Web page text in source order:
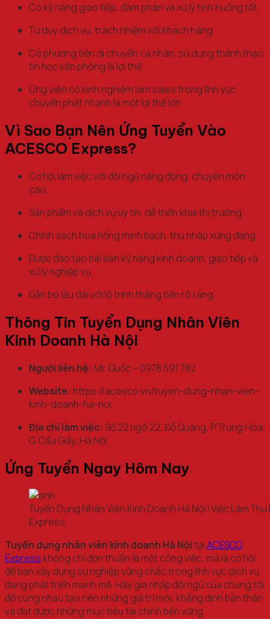
Có kỹ năng giao tiếp, đàm phán và xử lý tình huống tốt.
Tư duy dịch vụ, trách nhiệm với khách hàng.
Có phương tiện di chuyển cá nhân, sử dụng thành thạo
tin học văn phòng là lợi thế.
Ứng viên có kinh nghiệm làm sales trong lĩnh vực
chuyển phát nhanh là một lợi thế lớn.
Vì Sao Bạn Nên Ứng Tuyển Vào
ACESCO Express?
Cơ hội làm việc với đội ngũ năng động, chuyên môn
cao.
Sản phẩm và dịch vụ uy tín, dễ triển khai thị trường.
Chính sách hoa hồng minh bạch, thu nhập xứng đáng.
Được đào tạo bài bản kỹ năng kinh doanh, giao tiếp và
xử lý nghiệp vụ.
Gắn bó lâu dài với lộ trình thăng tiến rõ ràng.
Thông Tin Tuyển Dụng Nhân Viên
Kinh Doanh Hà Nội
Người liên hệ: Mr. Quốc – 0978 591 782
Website: https://acesco.vn/tuyen-dung-nhan-vien-
kinh-doanh-ha-noi
Địa chỉ làm việc: Số 22 ngõ 22, Đỗ Quang, P. Trung Hòa,
Q. Cầu Giấy, Hà Nội
Ứng Tuyển Ngay Hôm Nay
Tuyển Dụng Nhân Viên Kinh Doanh Hà Nội | Việc Làm Thu
Express
Tuyển dụng nhân viên kinh doanh Hà NộitạiACESCO
Express không chỉ đơn thuần là một công việc, mà là cơ hội
để bạn xây dựng sự nghiệp vững chắc trong lĩnh vực dịch vụ
đang phát triển mạnh mẽ. Hãy gia nhập đội ngũ của chúng tôi
để cùng nhau tạo nên những giá trị mới, khẳng định bản thân
và đạt được những mục tiêu tài chính bền vững.